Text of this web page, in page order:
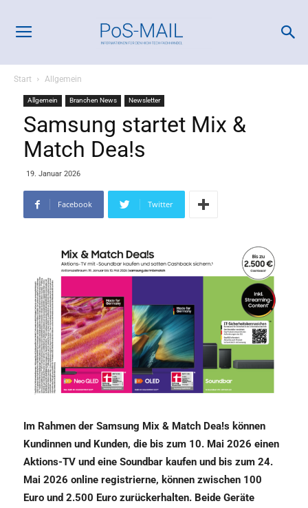
Start Allgemein
Allgemein Branchen News Newsletter
Samsung startet Mix &
Match Dea!s
19. Januar 2026
Facebook Twitter
Im Rahmen der Samsung Mix & Match Dea!s können
Kundinnen und Kunden, die bis zum 10. Mai 2026 einen
Aktions-TV und eine Soundbar kaufen und bis zum 24.
Mai 2026 online registrierne, können zwischen 100
Euro und 2.500 Euro zurückerhalten. Beide Geräte